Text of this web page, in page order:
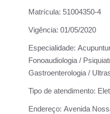
Matrícula: 51004350-4
Vigência: 01/05/2020
Especialidade:
Fonoaudiologia /
Gastroenterologia /
Tipo de atendimento:
Endereço: Avenida